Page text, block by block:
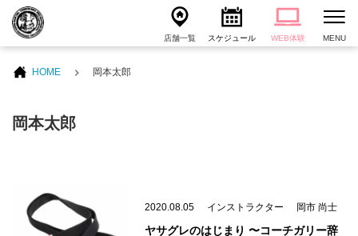
店舗一覧 スケジュール WEB体験 MENU
HOME 岡本太郎
岡本太郎
2020.08.05 インストラクター 岡市 尚士
ヤサグレのはじまり 〜コーチガリー辞